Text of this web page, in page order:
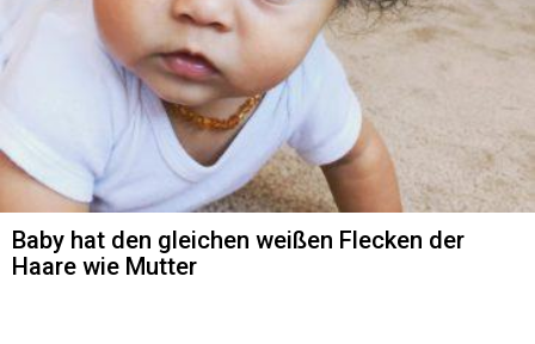
Baby hat den gleichen weißen Flecken der
Haare wie Mutter